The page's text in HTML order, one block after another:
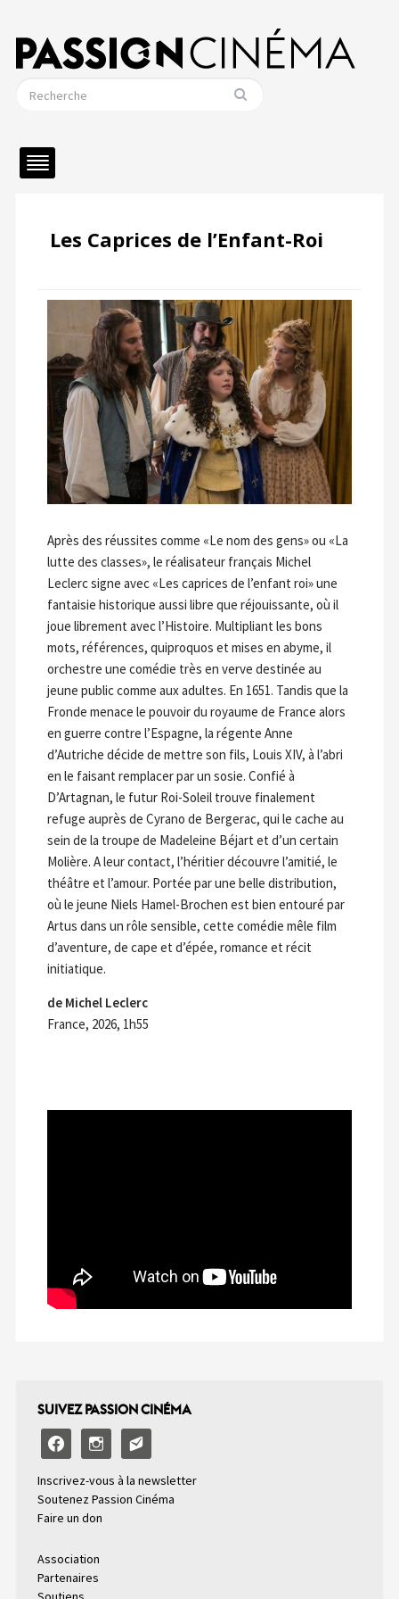
Les Caprices de l’Enfant-Roi
Après des réussites comme «Le nom des gens» ou «La
lutte des classes», le réalisateur français Michel
Leclerc signe avec «Les caprices de l’enfant roi» une
fantaisie historique aussi libre que réjouissante, où il
joue librement avec l’Histoire. Multipliant les bons
mots, références, quiproquos et mises en abyme, il
orchestre une comédie très en verve destinée au
jeune public comme aux adultes. En 1651. Tandis que la
Fronde menace le pouvoir du royaume de France alors
en guerre contre l’Espagne, la régente Anne
d’Autriche décide de mettre son fils, Louis XIV, à l’abri
en le faisant remplacer par un sosie. Confié à
D’Artagnan, le futur Roi-Soleil trouve finalement
refuge auprès de Cyrano de Bergerac, qui le cache au
sein de la troupe de Madeleine Béjart et d’un certain
Molière. A leur contact, l’héritier découvre l’amitié, le
théâtre et l’amour. Portée par une belle distribution,
où le jeune Niels Hamel-Brochen est bien entouré par
Artus dans un rôle sensible, cette comédie mêle film
d’aventure, de cape et d’épée, romance et récit
initiatique.
de Michel Leclerc
France, 2026, 1h55
SUIVEZ PASSION CINÉMA
facebookinstagramemail-
alt2
Inscrivez-vous à la newsletter
Soutenez Passion Cinéma
Faire un don
Association
Partenaires